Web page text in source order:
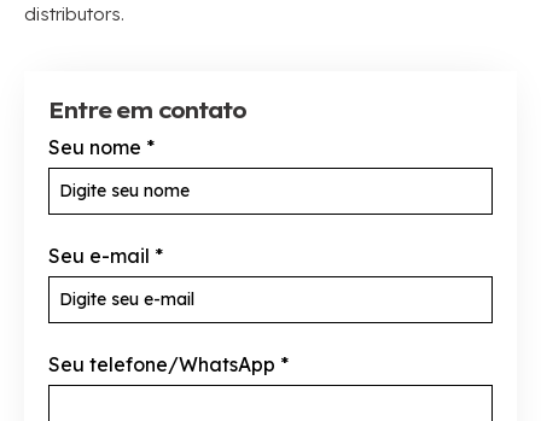
distributors.
Entre em contato
Seu nome *
Seu e-mail *
Seu telefone/WhatsApp *